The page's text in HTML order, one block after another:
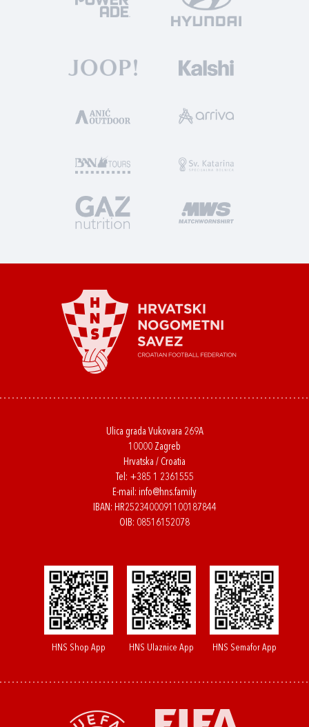
Ulica grada Vukovara 269A
10000 Zagreb
Hrvatska / Croatia
Tel: +385 1 2361555
E-mail: info@hns.family
IBAN: HR2523400091100187844
OIB: 08516152078
HNS Shop App HNS Ulaznice App HNS Semafor App